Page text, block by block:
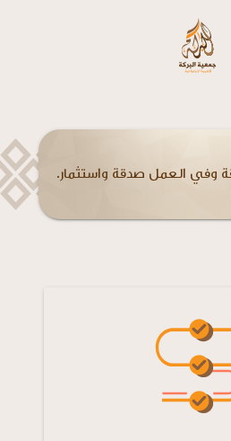
وفي العمل صدقة واستثمار.